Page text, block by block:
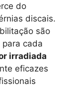
do
discais.
são
cada
irradiada
eficazes